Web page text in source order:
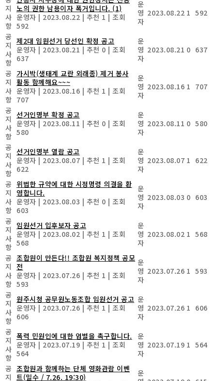
지
사
항
노의 권한 남용이자 폭거입니다. (1)
운영자 | 2023.08.22 | 추천 1 | 조회
592
운
영
자
2023.08.22 1 592
공
지
사
항
제2대 임원선거 당선인 확정 공고
운영자 | 2023.08.21 | 추천 0 | 조회
637
운
영
자
2023.08.21 0 637
공
지
사
항
가시박(생태계 교란 외래종) 제거 봉사
활동 함께해요~~~
운영자 | 2023.08.16 | 추천 1 | 조회
707
운
영
자
2023.08.16 1 707
공
지
사
항
선거인명부 확정 공고
운영자 | 2023.08.11 | 추천 0 | 조회
580
운
영
자
2023.08.11 0 580
공
지
사
항
선거인명부 열람 공고
운영자 | 2023.08.07 | 추천 1 | 조회
622
운
영
자
2023.08.07 1 622
공
지
사
항
위법한 규약에 대한 시정명령 의결을 환
영합니다.
운영자 | 2023.08.03 | 추천 0 | 조회
603
운
영
자
2023.08.03 0 603
공
지
사
항
임원선거 입후보자 공고
운영자 | 2023.08.02 | 추천 1 | 조회
568
운
영
자
2023.08.02 1 568
공
지
사
항
조합원이 만든다!! 조합원 복지정책 공모
전
운영자 | 2023.07.26 | 추천 1 | 조회
593
운
영
자
2023.07.26 1 593
공
지
사
항
원주시청 공무원노동조합 임원선거 공고
운영자 | 2023.07.26 | 추천 1 | 조회
606
운
영
자
2023.07.26 1 606
공
지
사
항
폭력 민원인에 대한 엄벌을 촉구합니다.
운영자 | 2023.07.19 | 추천 1 | 조회
564
운
영
자
2023.07.19 1 564
공
지
조합원과 함께하는 단체 영화관람 이벤
트(밀수 / 7.26. 19:30)
운